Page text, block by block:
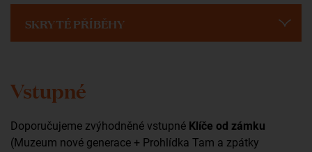
SKRYTÉ PŘÍBĚHY
Vstupné
Doporučujeme zvýhodněné vstupné Klíče od zámku
(Muzeum nové generace + Prohlídka Tam a zpátky